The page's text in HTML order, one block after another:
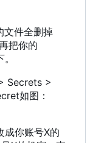
文件全删掉
把你的
Secrets >
如图：
成你账号X的